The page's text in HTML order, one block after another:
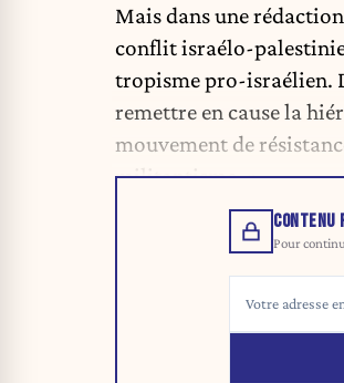
Mais dans une
conflit israélo-
tropisme pro-israélien.
remettre en cause la
mouvement de
militantisme. »
CONTENU
Pour